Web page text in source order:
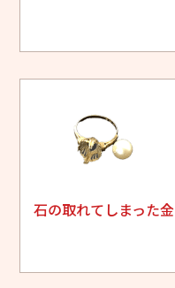
石の取れてしまった金